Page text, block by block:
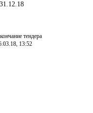
тендера
13:52